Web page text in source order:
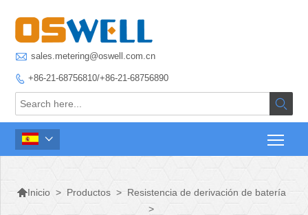
 sales.metering@oswell.com.cn
 +86-21-68756810/+86-21-68756890


Inicio > Productos > Resistencia de derivación de batería
>